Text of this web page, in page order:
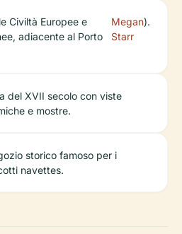
Civiltà Europee e
adiacente al Porto
Megan
Starr
).
del XVII secolo con viste
e mostre.
storico famoso per i
navettes.